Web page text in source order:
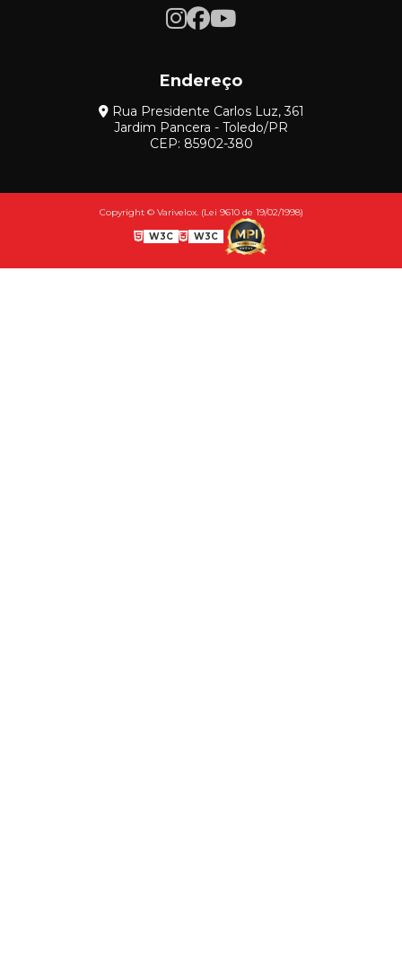
Endereço
Rua Presidente Carlos Luz, 361
Jardim Pancera - Toledo/PR
CEP: 85902-380
Copyright © Varivelox. (Lei 9610 de 19/02/1998)
W3C W3C